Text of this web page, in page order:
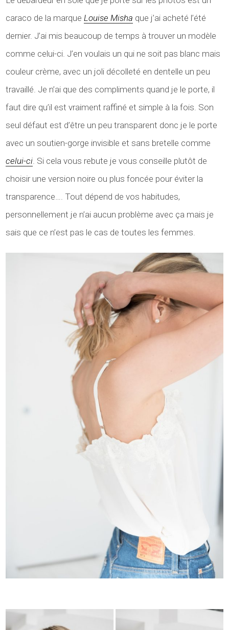
caraco de la marqueLouise Misha que j’ai acheté l’été
dernier. J’ai mis beaucoup de temps à trouver un modèle
comme celui-ci. J’en voulais un qui ne soit pas blanc mais
couleur crème, avec un joli décolleté en dentelle un peu
travaillé. Je n’ai que des compliments quand je le porte, il
faut dire qu’il est vraiment raffiné et simple à la fois. Son
seul défaut est d’être un peu transparent donc je le porte
avec un soutien-gorge invisible et sans bretelle comme
celui-ci. Si cela vous rebute je vous conseille plutôt de
choisir une version noire ou plus foncée pour éviter la
transparence…. Tout dépend de vos habitudes,
personnellement je n’ai aucun problème avec ça mais je
sais que ce n’est pas le cas de toutes les femmes.